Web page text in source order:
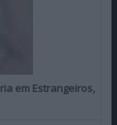
em Estrangeiros,